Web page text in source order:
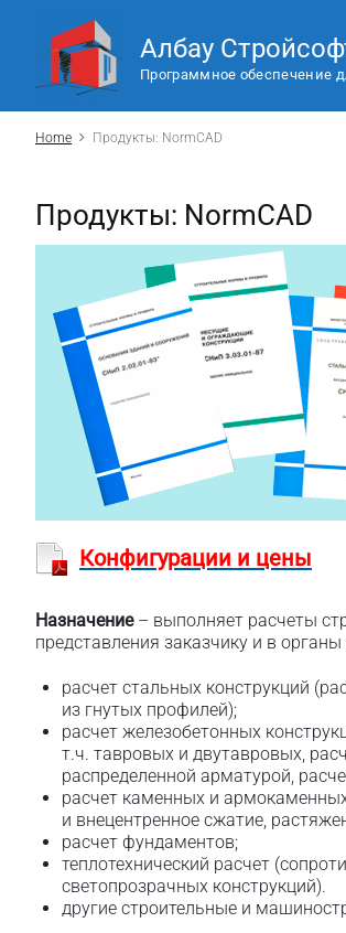
Албау
Программное обеспечение
Home Продукты: NormCAD
Продукты: NormCAD
Конфигурации и цены
Назначение– выполняет расчеты
представления заказчику и в
расчет стальных конструкций
из гнутых профилей);
расчет железобетонных
т.ч. тавровых и двутавровых,
распределенной арматурой,
расчет каменных и
и внецентренное сжатие,
расчет фундаментов;
теплотехнический расчет
светопрозрачных конструкций).
другие строительные и